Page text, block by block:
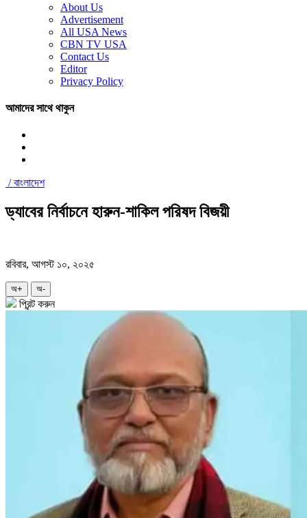
About Us
Advertisement
All USA News
CBN TV USA
Contact Us
Editor
Privacy Policy
আমাদের সাথে থাকুন
/বাংলাদেশ
ড্যাবের নির্বাচনে হারুন-শাকিল পরিষদ বিজয়ী
রবিবার, আগস্ট ১০, ২০২৫
অ+ অ-
প্রিন্ট করুন